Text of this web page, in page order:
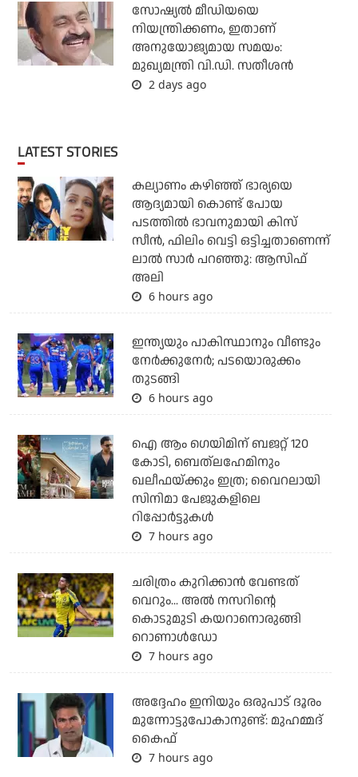
സോഷ്യല്‍ മീഡിയയെ
നിയന്ത്രിക്കണം, ഇതാണ്
അനുയോജ്യമായ സമയം:
മുഖ്യമന്ത്രി വി.ഡി. സതീശന്‍
2 days ago
LATEST STORIES
കല്യാണം കഴിഞ്ഞ് ഭാര്യയെ
ആദ്യമായി കൊണ്ട് പോയ
പടത്തില്‍ ഭാവനുമായി കിസ്
സീന്‍, ഫിലിം വെട്ടി ഒട്ടിച്ചതാണെന്ന്
ലാല്‍ സാര്‍ പറഞ്ഞു: ആസിഫ്
അലി
6 hours ago
ഇന്ത്യയും പാകിസ്ഥാനും വീണ്ടും
നേര്‍ക്കുനേര്‍; പടയൊരുക്കം
തുടങ്ങി
6 hours ago
ഐ ആം ഗെയിമിന് ബജറ്റ് 120
കോടി, ബെത്‌ലഹേമിനും
ഖലീഫയ്ക്കും ഇത്ര; വൈറലായി
സിനിമാ പേജുകളിലെ
റിപ്പോര്‍ട്ടുകള്‍
7 hours ago
ചരിത്രം കുറിക്കാന്‍ വേണ്ടത്
വെറും... അല്‍ നസറിന്റെ
കൊടുമുടി കയറാനൊരുങ്ങി
റൊണാള്‍ഡോ
7 hours ago
അദ്ദേഹം ഇനിയും ഒരുപാട് ദൂരം
മുന്നോട്ടുപോകാനുണ്ട്: മുഹമ്മദ്
കൈഫ്
7 hours ago